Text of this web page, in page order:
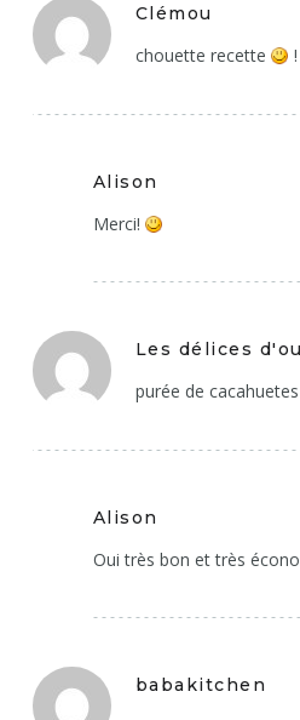
Clémou
chouette recette !
Alison
Merci!
Les délices
purée de
Alison
Oui très bon et très
babakitchen